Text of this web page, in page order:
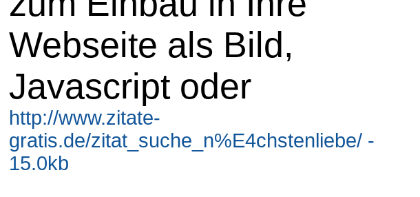
Webseite als Bild,
Javascript oder
http://www.zitate-
gratis.de/zitat_suche_n%E4chstenliebe/ -
15.0kb